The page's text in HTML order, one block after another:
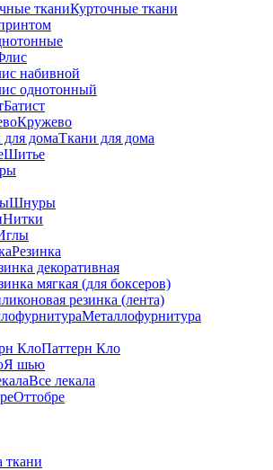
Курточные ткани
набивной
однотонный
Батист
Кружево
Ткани для дома
Шитье
Шнуры
Нитки
Резинка
декоративная
мягкая (для боксеров)
резинка (лента)
Металлофурнитура
Паттерн Кло
Я шью
Все лекала
Оттобре
ткани